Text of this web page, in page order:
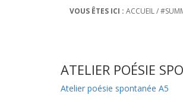
VOUS ÊTES ICI : ACCUEIL/
ATELIER POÉSIE
Atelier poésie spontanée A5